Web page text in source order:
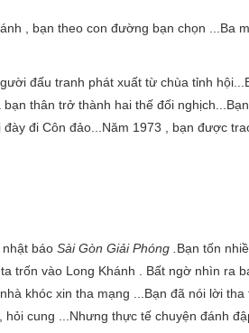
, bạn theo con đường bạn chọn ...Ba
đấu tranh phát xuất từ chùa tỉnh
thân trở thành hai thế đối
đi Côn đảo...Năm 1973 , bạn được
báo Sài Gòn Giải Phóng . Bạn tốn
trốn vào Long Khánh . Bất ngờ nhìn ra
khóc xin tha mạng ...Bạn đã nói lời
cung ...Nhưng thực tế chuyện đánh